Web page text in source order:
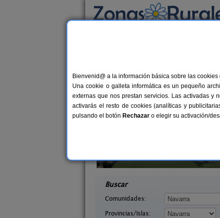
Casas Rurales
36 €
Buscar
Comunidades:
Provincias/Islas:
Bienvenid@ a la información básica sobre las
Una cookie o galleta informática es un pequeño
externas que nos prestan servicios. Las activadas y
activarás el resto de cookies (analíticas y
pulsando el botón Rechazar o elegir su activación/